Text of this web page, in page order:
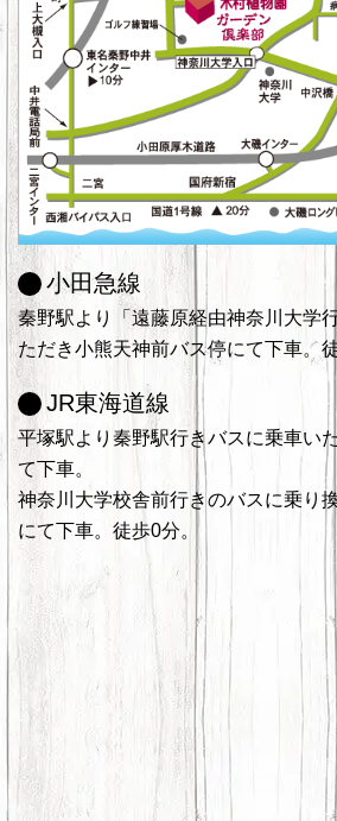
小田急線
秦野駅より「遠藤原経由神奈川大学
ただき小熊天神前バス停にて下車。
JR東海道線
平塚駅より秦野駅行きバスに乗車い
て下車。
神奈川大学校舎前行きのバスに乗り
にて下車。徒歩0分。